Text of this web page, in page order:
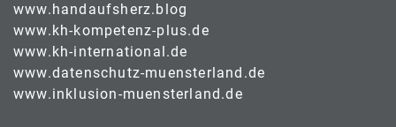
www.handaufsherz.blog
www.kh-kompetenz-plus.de
www.kh-international.de
www.datenschutz-muensterland.de
www.inklusion-muensterland.de